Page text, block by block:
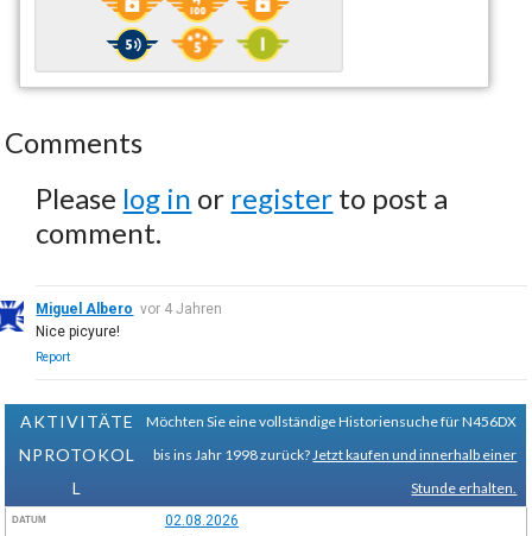
Comments
Please log in or register to post a
comment.
Miguel Albero vor 4 Jahren
Nice picyure!
Report
AKTIVITÄTE
NPROTOKOL
L
Möchten Sie eine vollständige Historiensuche für N456DX
bis ins Jahr 1998 zurück? Jetzt kaufen und innerhalb einer
Stunde erhalten.
DATUM 02.08.2026